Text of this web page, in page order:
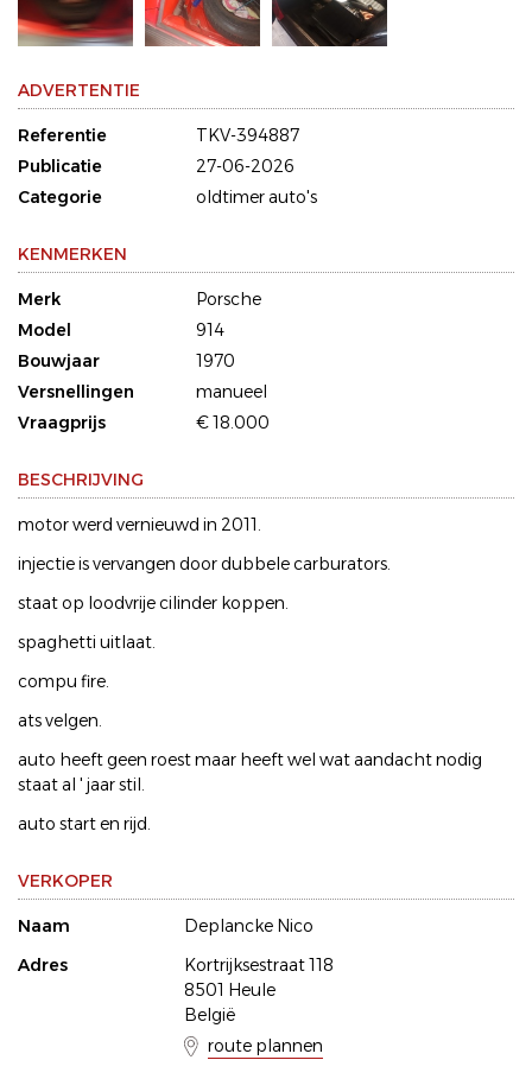
ADVERTENTIE
Referentie
TKV-394887
Publicatie
27-06-2026
Categorie
oldtimer auto's
KENMERKEN
Merk
Porsche
Model
914
Bouwjaar
1970
Versnellingen
manueel
Vraagprijs
€ 18.000
BESCHRIJVING
motor werd vernieuwd in 2011.
injectie is vervangen door dubbele carburators.
staat op loodvrije cilinder koppen.
spaghetti uitlaat.
compu fire.
ats velgen.
auto heeft geen roest maar heeft wel wat aandacht nodig
staat al ' jaar stil.
auto start en rijd.
VERKOPER
Naam
Deplancke Nico
Adres
Kortrijksestraat 118
8501 Heule
België
route plannen